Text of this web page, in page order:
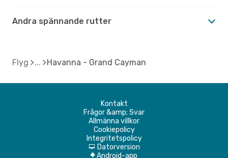
Andra spännande rutter
Flyg Havanna - Grand Cayman
Kontakt
Frågor &amp; Svar
Allmänna villkor
Cookiepolicy
Integritetspolicy
d Datorversion
A Android-app